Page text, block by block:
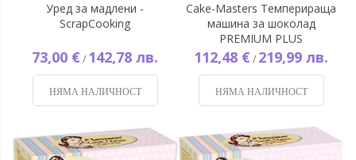
Уред за мадлени -
ScrapCooking
73,00 € / 142,78 лв.
НЯМА НАЛИЧНОСТ
Cake-Masters Темперираща
машина за шоколад
PREMIUM PLUS
112,48 € / 219,99 лв.
НЯМА НАЛИЧНОСТ